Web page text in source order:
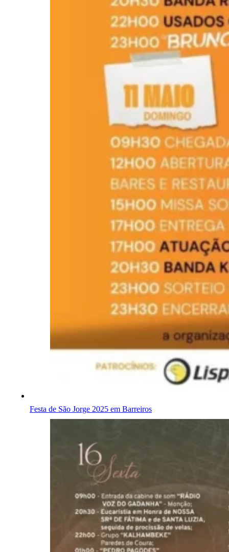
Festa de São Jorge 2025 em Barreiros